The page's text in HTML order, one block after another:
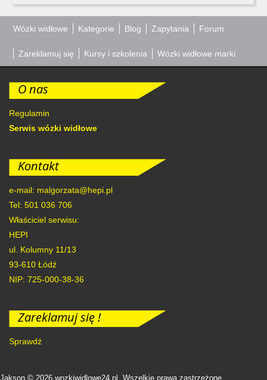
Wózki widłowe Kategorie Blog Zapytania Forum
Zareklamuj się Kursy i szkolenia Wózki widłowe marki
O nas
Regulamin
Serwis wózki widłowe
Kontakt
e-mail: malgorzata@hepi.pl
Tel: 501 036 706
Właściciel serwisu:
HEPI
ul. Kolumny 11/13
93-610 Łódź
NIP: 725-000-38-36
Zareklamuj się !
Sprawdź
Jakson © 2026 wozkiwidlowe24.pl. Wszelkie prawa zastrzeżone.